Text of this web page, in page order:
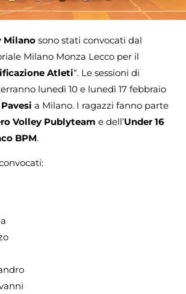
Milano sono stati convocati dal
Milano Monza Lecco per il
Atleti“. Le sessioni di
lunedì 10 e lunedì 17 febbraio
a Milano. I ragazzi fanno parte
Volley Publyteam e dell’Under 16
BPM.